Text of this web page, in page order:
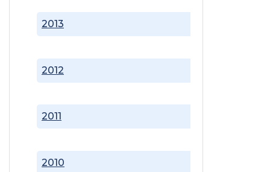
2010
2011
2012
2013